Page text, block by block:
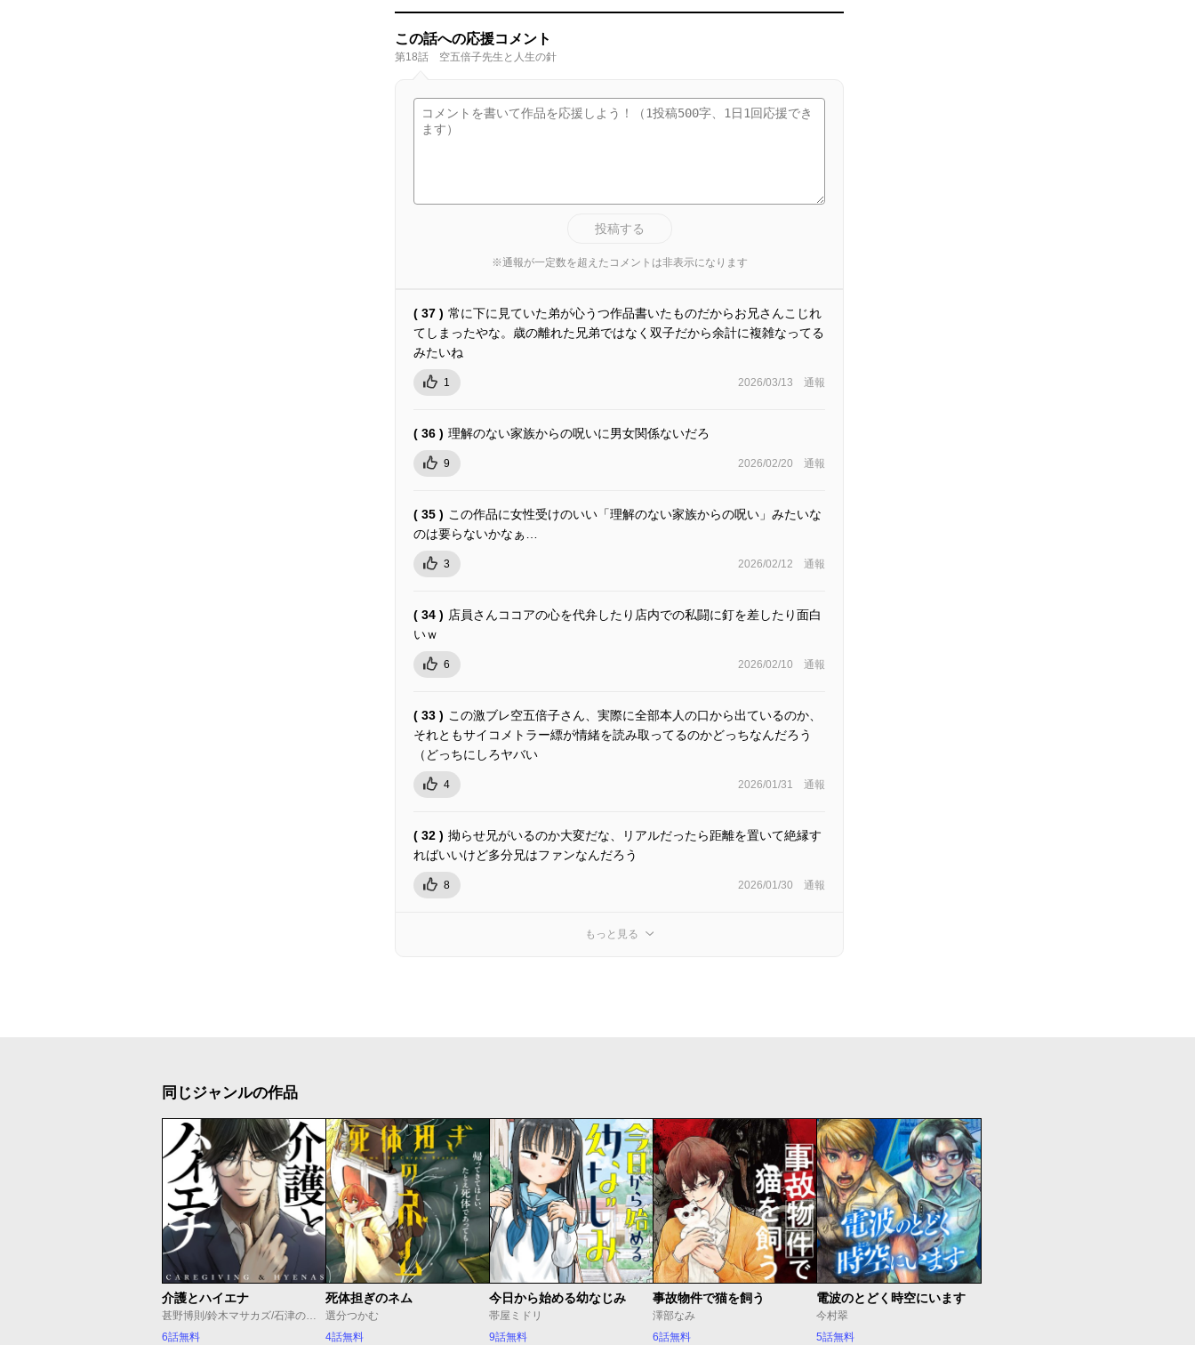
この話への応援コメント
第18話 空五倍子先生と人生の針
投稿する
※通報が一定数を超えたコメントは非表示になります
( 37 ) 常に下に見ていた弟が心うつ作品書いたものだからお兄さんこじれ
てしまったやな。歳の離れた兄弟ではなく双子だから余計に複雑なってる
みたいね
1 2026/03/13 通報
( 36 ) 理解のない家族からの呪いに男女関係ないだろ
9 2026/02/20 通報
( 35 ) この作品に女性受けのいい「理解のない家族からの呪い」みたいな
のは要らないかなぁ…
3 2026/02/12 通報
( 34 ) 店員さんココアの心を代弁したり店内での私闘に釘を差したり面白
いｗ
6 2026/02/10 通報
( 33 ) この激ブレ空五倍子さん、実際に全部本人の口から出ているのか、
それともサイコメトラー縹が情緒を読み取ってるのかどっちなんだろう
（どっちにしろヤバい
4 2026/01/31 通報
( 32 ) 拗らせ兄がいるのか大変だな、リアルだったら距離を置いて絶縁す
ればいいけど多分兄はファンなんだろう
8 2026/01/30 通報
もっと見る
同じジャンルの作品
介護とハイエナ
6話無料
死体担ぎのネム
選分つかむ
4話無料
今日から始める幼なじみ
帯屋ミドリ
9話無料
事故物件で猫を飼う
澤部なみ
6話無料
電波のとどく時空にいます
今村翠
5話無料